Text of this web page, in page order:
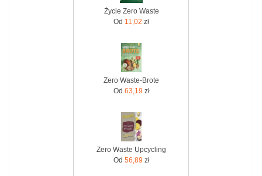
Życie Zero Waste
Od 11,02 zł
Zero Waste-Brote
Od 63,19 zł
Zero Waste Upcycling
Od 56,89 zł